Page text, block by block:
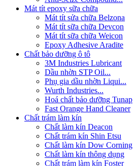
Mát tít epoxy sữa chữa
Mát tít sửa chữa Belzona
Mát tít sữa chữa Devcon
Mát tít sữa chữa Weicon
Epoxy Adhesive Aradite
Chất bảo dưỡng ô tô
3M Industries Lubricant
Dầu nhờn STP Oil...
Phụ gia dầu nhờn Liqui...
Wurth Industries...
Hoá chất bảo dưỡng Tunap
Fast Orange Hand Cleaner
Chất trám làm kín
Chất làm kín Deacon
Chất trám kín Shin Etsu
Chất làm kín Dow Corning
Chất làm kín thông dụng
Chất trám làm kín Foster